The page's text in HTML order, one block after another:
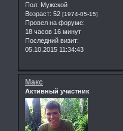
Пол: Мужской
Возраст: 52 [1974-05-15]
Провел на форуме:
18 часов 16 минут
Последний визит:
05.10.2015 11:34:43
Макс
Активный участник